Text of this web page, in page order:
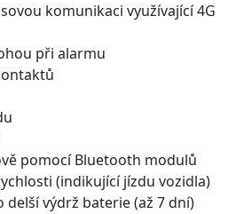
komunikaci využívající 4G
při alarmu
pomocí Bluetooth modulů
(indikující jízdu vozidla)
výdrž baterie (až 7 dní)